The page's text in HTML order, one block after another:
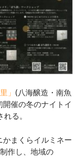
」 (八海醸造・南魚
催の冬のナイトイ
る。
まくらイルミネー
作し、地域の